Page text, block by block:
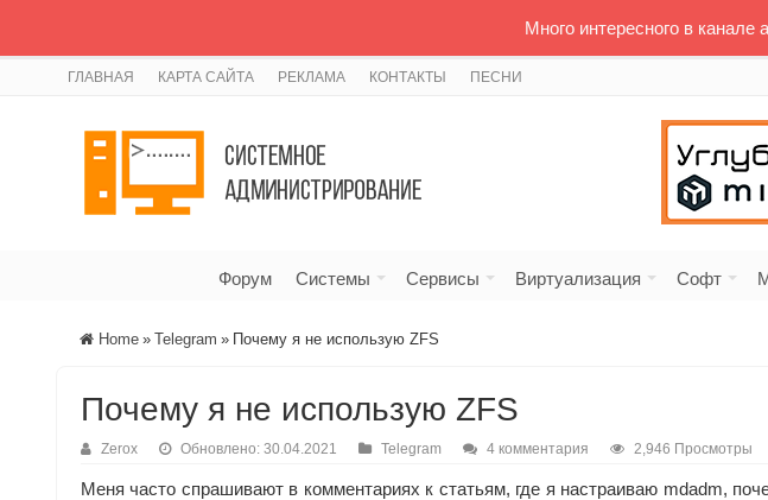
ГЛАВНАЯ КАРТА САЙТА РЕКЛАМА КОНТАКТЫ ПЕСНИ
Форум Системы Сервисы Виртуализация Софт
Home » Telegram » Почему я не использую ZFS
Почему я не использую ZFS
Zerox Обновлено: 30.04.2021 Telegram 4 комментария 2,946 Просмотры
Меня часто спрашивают в комментариях к статьям, где я настраиваю mdadm,
Много интересного в канале